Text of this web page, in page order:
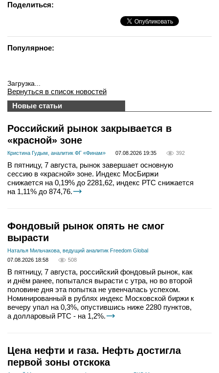
Поделиться:
Популярное:
Загрузка...
Вернуться в список новостей
Новые статьи
Российский рынок закрывается в
«красной» зоне
Кристина Гудым, аналитик ФГ «Финам» 07.08.2026 19:35 392
В пятницу, 7 августа, рынок завершает основную
сессию в «красной» зоне. Индекс МосБиржи
снижается на 0,19% до 2281,62, индекс РТС снижается
на 1,11% до 874,76.
Фондовый рынок опять не смог
вырасти
Наталья Мильчакова, ведущий аналитик Freedom Global
07.08.2026 18:58
508
В пятницу, 7 августа, российский фондовый рынок, как
и днём ранее, попытался вырасти с утра, но во второй
половине дня эта попытка не увенчалась успехом.
Номинированный в рублях индекс Московской биржи к
вечеру упал на 0,3%, опустившись ниже 2280 пунктов,
а долларовый РТС - на 1,2%.
Цена нефти и газа. Нефть достигла
первой зоны отскока